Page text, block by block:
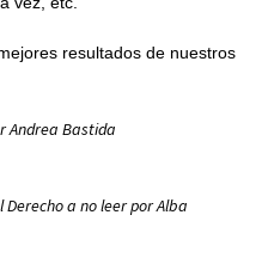
resultados de nuestros
Andrea Bastida
a no leer por Alba